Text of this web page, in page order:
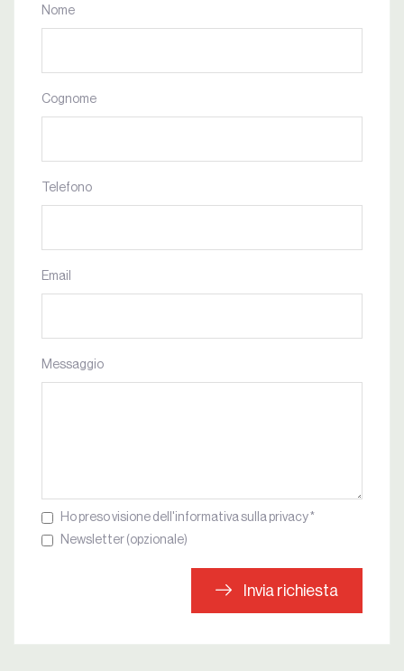
Nome
Cognome
Telefono
Email
Messaggio
Ho preso visione dell'informativa sulla privacy *
Newsletter (opzionale)
Invia richiesta